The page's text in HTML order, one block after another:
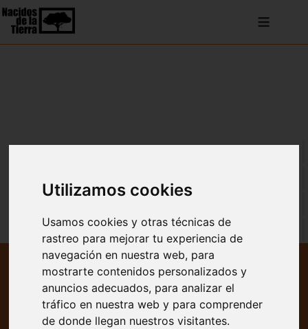
Utilizamos cookies
Usamos cookies y otras técnicas de
rastreo para mejorar tu experiencia de
navegación en nuestra web, para
mostrarte contenidos personalizados y
anuncios adecuados, para analizar el
tráfico en nuestra web y para comprender
de donde llegan nuestros visitantes.
≡
REPERCUSIÓN EN MEDIOS
Televisión
Radio
Prensa